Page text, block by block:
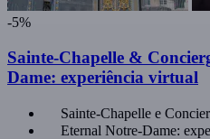
-5%
Sainte-Chapelle &
Dame: experiência virtual
Sainte-Chapelle e
Eternal Notre-Dame: